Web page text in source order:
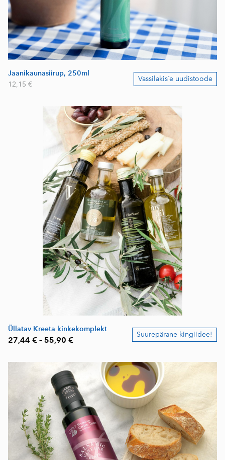
Jaanikaunasiirup, 250ml
12,15 €
Vassilakis´e uudistoode
Üllatav Kreeta kinkekomplekt
27,44 € – 55,90 €
Suurepärane kingiidee!